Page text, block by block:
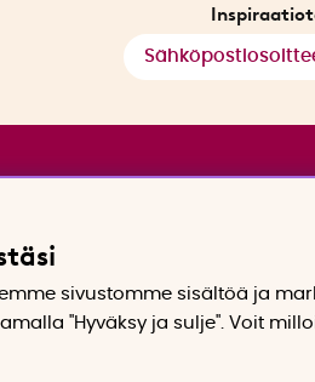
sivustomme sisältöä ja
"Hyväksy ja sulje". Voit